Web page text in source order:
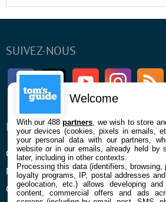
SUIVEZ-NOUS
FacebookTwitter Youtube
ENTREPRISE
Qui sommes nous
Mentions légales et CGU
Confidentialité et Cookies
À
La
Contact
Welcome
With our 488partners , we wish to store
your devices (cookies, pixels in emails,
your personal data with our partners,
website or in our emails, already held by
later, including in other contexts.
Processing this data (identifiers, browsing,
loyalty programs, IP, postal addresses
geolocation, etc.) allows developing
content, commercial offers and ads